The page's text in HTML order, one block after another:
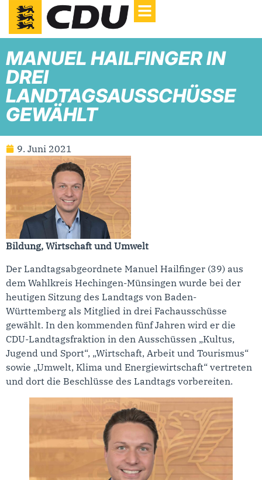
MANUEL HAILFINGER IN
DREI
LANDTAGSAUSSCHÜSSE
GEWÄHLT
9. Juni 2021
Bildung, Wirtschaft und Umwelt
Der Landtagsabgeordnete Manuel Hailfinger (39) aus
dem Wahlkreis Hechingen-Münsingen wurde bei der
heutigen Sitzung des Landtags von Baden-
Württemberg als Mitglied in drei Fachausschüsse
gewählt. In den kommenden fünf Jahren wird er die
CDU-Landtagsfraktion in den Ausschüssen „Kultus,
Jugend und Sport“, „Wirtschaft, Arbeit und Tourismus“
sowie „Umwelt, Klima und Energiewirtschaft“ vertreten
und dort die Beschlüsse des Landtags vorbereiten.